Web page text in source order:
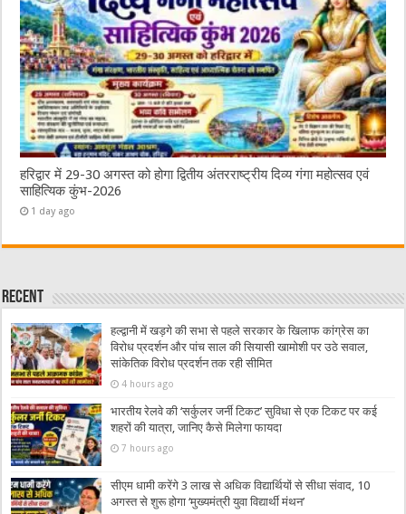
हरिद्वार में 29-30 अगस्त को होगा द्वितीय अंतरराष्ट्रीय दिव्य गंगा महोत्सव एवं
साहित्यिक कुंभ-2026
1 day ago
Recent
हल्द्वानी में खड़गे की सभा से पहले सरकार के खिलाफ कांग्रेस का
विरोध प्रदर्शन और पांच साल की सियासी खामोशी पर उठे सवाल,
सांकेतिक विरोध प्रदर्शन तक रही सीमित
4 hours ago
भारतीय रेलवे की ‘सर्कुलर जर्नी टिकट’ सुविधा से एक टिकट पर कई
शहरों की यात्रा, जानिए कैसे मिलेगा फायदा
7 hours ago
सीएम धामी करेंगे 3 लाख से अधिक विद्यार्थियों से सीधा संवाद, 10
अगस्त से शुरू होगा ‘मुख्यमंत्री युवा विद्यार्थी मंथन’